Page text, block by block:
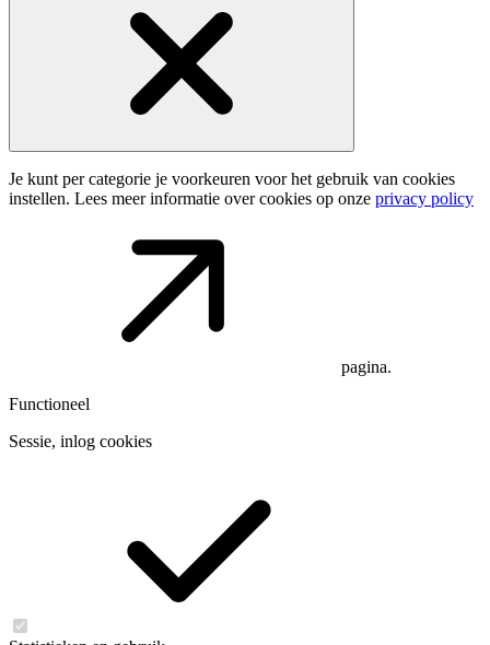
Je kunt per categorie je voorkeuren voor het gebruik van cookies
instellen. Lees meer informatie over cookies op onze privacy policy
pagina.
Functioneel
Sessie, inlog cookies